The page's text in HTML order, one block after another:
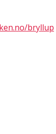
bryllup